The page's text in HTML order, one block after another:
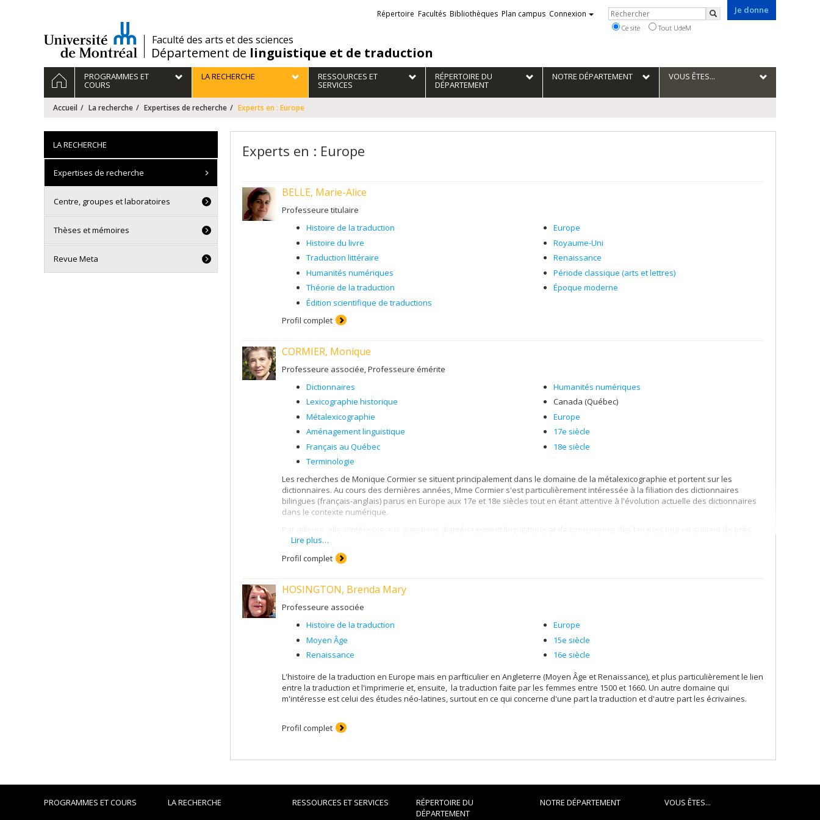
/Faculté des arts et des sciences
Département de linguistique et de traduction
Je donne
Liens
externes
Répertoire Facultés Bibliothèques Plan campus Connexion Rechercher
Rechercher
Ce site Tout UdeM
Navigation
principale
ACCUEILPROGRAMMES ET
COURS
LA RECHERCHE RESSOURCES ET
SERVICES
RÉPERTOIRE DU
DÉPARTEMENT
NOTRE DÉPARTEMENT VOUS ÊTES...
Accueil La recherche Expertises de recherche Experts en : Europe
Experts en : Europe
BELLE, Marie-Alice
Professeure titulaire
Histoire de la traduction
Histoire du livre
Traduction littéraire
Humanités numériques
Théorie de la traduction
Édition scientifique de traductions
Europe
Royaume-Uni
Renaissance
Période classique (arts et lettres)
Époque moderne
Profil complet
CORMIER, Monique
Professeure associée, Professeure émérite
Dictionnaires
Lexicographie historique
Métalexicographie
Aménagement linguistique
Français au Québec
Terminologie
Humanités numériques
Canada (Québec)
Europe
17e siècle
18e siècle
Les recherches de Monique Cormier se situent principalement dans le domaine de la métalexicographie et portent sur les
dictionnaires. Au cours des dernières années, Mme Cormier s'est particulièrement intéressée à la filiation des dictionnaires
bilingues (français-anglais) parus en Europe aux 17e et 18e siècles tout en étant attentive à l'évolution actuelle des dictionnaires
dans le contexte numérique.
Par ailleurs, elle s'intéresse aux questions d'aménagement linguistique et de concurrence des langues tout en suivant de près
l'évolution du français au Québec et dans la Francophonie.
Lire plus…
Profil complet
HOSINGTON, Brenda Mary
Professeure associée
Histoire de la traduction
Moyen Âge
Renaissance
Europe
15e siècle
16e siècle
L'histoire de la traduction en Europe mais en parfticulier en Angleterre (Moyen Âge et Renaissance), et plus particulièrement le lien
entre la traduction et l'imprimerie et, ensuite, la traduction faite par les femmes entre 1500 et 1660. Un autre domaine qui
m'intéresse est celui des études néo-latines, surtout en ce qui concerne d'une part la traduction et d'autre part les écrivaines.
Profil complet
LA RECHERCHE
Expertises de recherche
Centre, groupes et laboratoires
Thèses et mémoires
Revue Meta
PROGRAMMES ET COURS LA RECHERCHE RESSOURCES ET SERVICES
RÉPERTOIRE DU
DÉPARTEMENT
NOTRE DÉPARTEMENT VOUS ÊTES...